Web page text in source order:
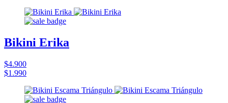
Bikini Erika
$4.900
$1.990